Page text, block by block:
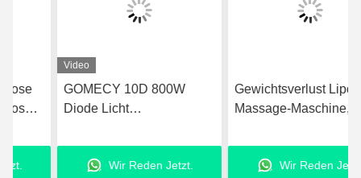
GOMECY 10D 800W
Diode Licht
Stimulation Ausrüstung für
Schönheit Schlankheit
Wir Reden Jetzt.
Gewichtsverlust Lipo-
Massage-Maschine,
Schlankheitsmaschine mit
8 PaddelnWir Reden Jetzt.